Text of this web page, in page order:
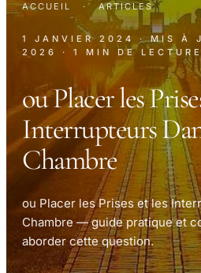
ACCUEIL · ARTICLES
1 JANVIER 2024 · MIS À
2026
· 1 MIN DE LECTURE
ou Placer les
Interrupteurs
Chambre
ou Placer les Prises et les
Chambre — guide pratique et
aborder cette question.